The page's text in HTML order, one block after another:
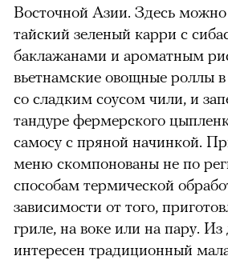
Восточной Азии. Здесь можно
тайский зеленый карри с
баклажанами и ароматным
вьетнамские овощные роллы
со сладким соусом чили, и
тандуре фермерского
самосу с пряной начинкой.
меню скомпонованы не по
способам термической
зависимости от того,
гриле, на воке или на пару. Из
интересен традиционный